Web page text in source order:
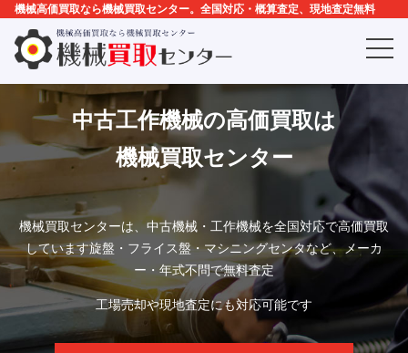
機械高価買取なら機械買取センター。全国対応・概算査定、現地査定無料
中古工作機械の高価買取は
機械買取センター
機械買取センターは、中古機械・工作機械を全国対応で高価買取
しています旋盤・フライス盤・マシニングセンタなど、メーカ
ー・年式不問で無料査定
工場売却や現地査定にも対応可能です